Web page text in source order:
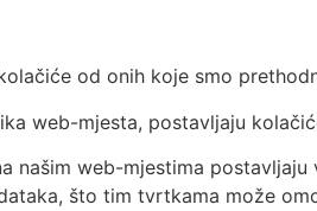
od onih koje smo
web-mjesta, postavljaju
web-mjestima
što tim tvrtkama može